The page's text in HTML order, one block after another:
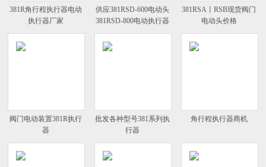
381R角行程执行器电动
执行器厂家
供应381RSD-600电动头
381RSD-800电动执行器
381RSA丨RSB现货阀门
电动头价格
阀门电动装置381R执行
器
批发各种型号381系列执
行器
角行程执行器商机